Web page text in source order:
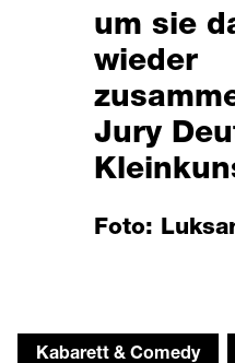
um sie
wieder
Jury
Foto:
Kabarett & Comedy